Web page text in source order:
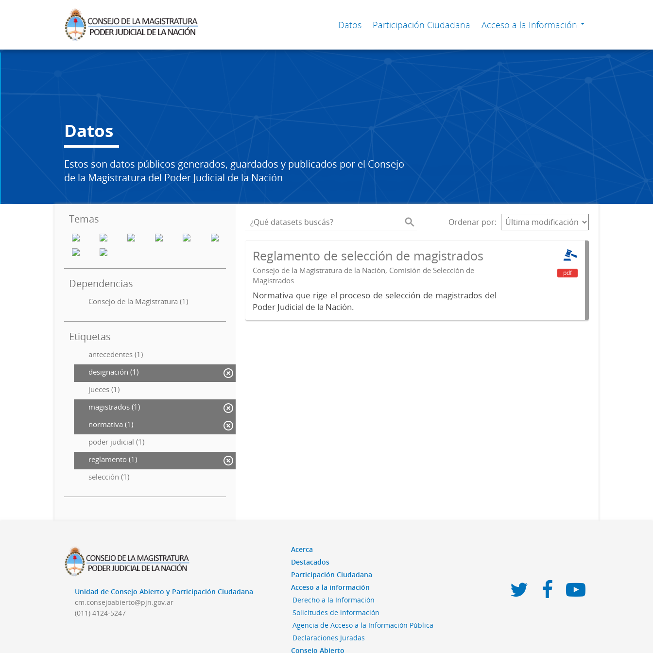
Datos Participación Ciudadana Acceso a la Información
Datos
Estos son datos públicos generados, guardados y publicados por el Consejo
de la Magistratura del Poder Judicial de la Nación
Temas
Dependencias
Consejo de la Magistratura (1)
Etiquetas
antecedentes (1)
designación (1)
jueces (1)
magistrados (1)
normativa (1)
poder judicial (1)
reglamento (1)
selección (1)
Ordenar por
Reglamento de selección de magistrados
Consejo de la Magistratura de la Nación, Comisión de Selección de
Magistrados
Normativa que rige el proceso de selección de magistrados del
Poder Judicial de la Nación.
pdf
Unidad de Consejo Abierto y Participación Ciudadana
cm.consejoabierto@pjn.gov.ar
(011) 4124-5247
Acerca
Destacados
Participación Ciudadana
Acceso a la información
Derecho a la Información
Solicitudes de información
Agencia de Acceso a la Información Pública
Declaraciones Juradas
Consejo Abierto